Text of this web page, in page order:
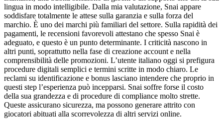
lingua in modo intelligibile. Dalla mia valutazione, Snai appare
soddisfare totalmente le attese sulla garanzia e sulla forza del
marchio. È uno dei marchi più familiari del settore. Sulla rapidità dei
pagamenti, le recensioni favorevoli attestano che spesso Snai è
adeguato, e questo è un punto determinante. I criticità nascono in
altri punti, soprattutto nella fase di creazione account e nella
comprensibilità delle promozioni. L’utente italiano oggi si prefigura
procedure digitali semplici e termini scritte in modo chiaro. Le
reclami su identificazione e bonus lasciano intendere che proprio in
questi step l’esperienza può incepparsi. Snai soffre forse il costo
della sua grandezza e di procedure di compliance molto strette.
Queste assicurano sicurezza, ma possono generare attrito con
giocatori abituati alla scorrevolezza di altri servizi online.